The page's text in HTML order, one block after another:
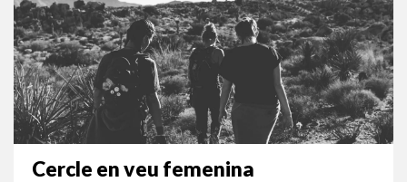
Cercle en veu femenina